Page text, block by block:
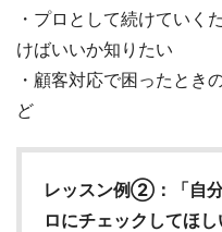
・プロとして続けていく
けばいいか知りたい
・顧客対応で困ったとき
ど
レッスン例②：
「自
ロにチェックしてほ